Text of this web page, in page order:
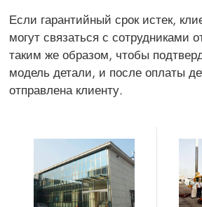
Если гарантийный срок истек,
могут связаться с сотрудниками
таким же образом, чтобы
модель детали, и после оплаты
отправлена клиенту.